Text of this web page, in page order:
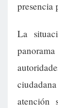
presencia
La
atención